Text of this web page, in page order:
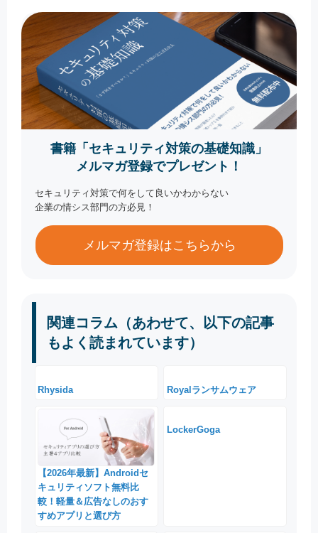
書籍「セキュリティ対策の基礎知識」
メルマガ登録でプレゼント！
セキュリティ対策で何をして良いかわからない
企業の情シス部門の方必見！
メルマガ登録はこちらから
関連コラム（あわせて、以下の記事
もよく読まれています）
Rhysida Royalランサムウェア
【2026年最新】Androidセ
キュリティソフト無料比
較！軽量＆広告なしのおす
すめアプリと選び方
LockerGoga